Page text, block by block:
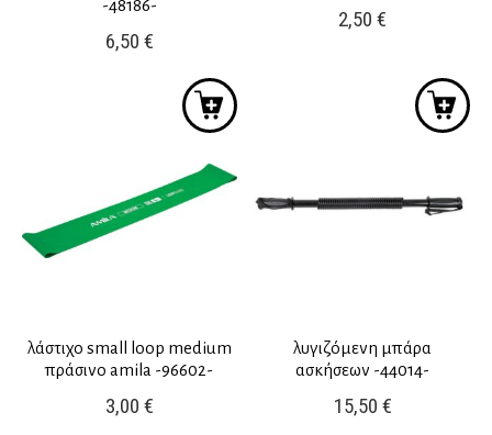
-48186-
6,50 €
2,50€
λάστιχο small loop medium
πράσινο amila -96602-
3,00 €
λυγιζόμενη μπάρα
ασκήσεων -44014-
15,50 €